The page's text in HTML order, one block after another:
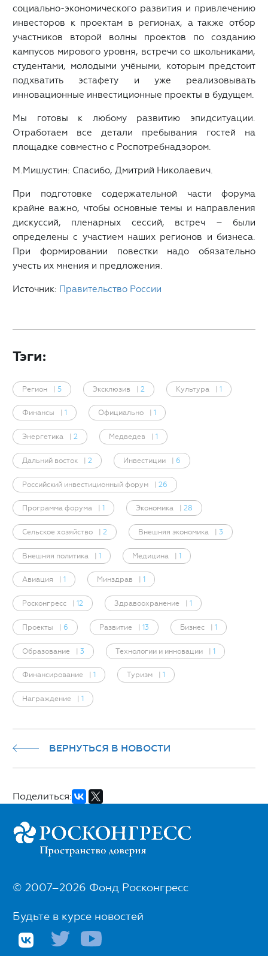
социально-экономического развития и привлечению
инвесторов к проектам в регионах, а также отбор
участников второй волны проектов по созданию
кампусов мирового уровня, встречи со школьниками,
студентами, молодыми учёными, которым предстоит
подхватить эстафету и уже реализовывать
инновационные инвестиционные проекты в будущем.
Мы готовы к любому развитию эпидситуации.
Отработаем все детали пребывания гостей на
площадке совместно с Роспотребнадзором.
М.Мишустин: Спасибо, Дмитрий Николаевич.
При подготовке содержательной части форума
крайне важно, чтобы основные темы и направления
дискуссий, пленарных сессий, встреч – были
определены с участием наших регионов и бизнеса.
При формировании повестки надо обязательно
учесть их мнения и предложения.
Источник: Правительство России
Тэги:
Регион | 5 Эксклюзив | 2 Культура | 1
Финансы 1 Официально 1
Энергетика 2 Медведев 1
Дальний восток | 2 Инвестиции | 6
Российский инвестиционный форум | 26
Программа форума 1 Экономика 28
Сельское хозяйство 2 Внешняя экономика 3
Внешняя политика | 1 Медицина | 1
Авиация 1 Минздрав 1
Росконгресс 12 Здравоохранение 1
Проекты 6 Развитие 13 Бизнес 1
Образование | 3 Технологии и инновации | 1
Финансирование 1 Туризм 1
Награждение 1
ВЕРНУТЬСЯ В НОВОСТИ
Поделиться:
© 2007–2026 Фонд Росконгресс
Будьте в курсе новостей